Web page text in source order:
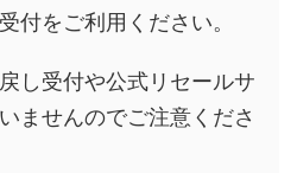
付をご利用ください。
し受付や公式リセールサ
ませんのでご注意くださ